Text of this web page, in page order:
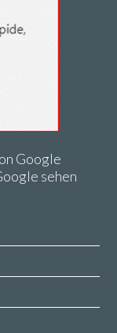
Google
sehen